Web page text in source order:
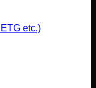
etc.)